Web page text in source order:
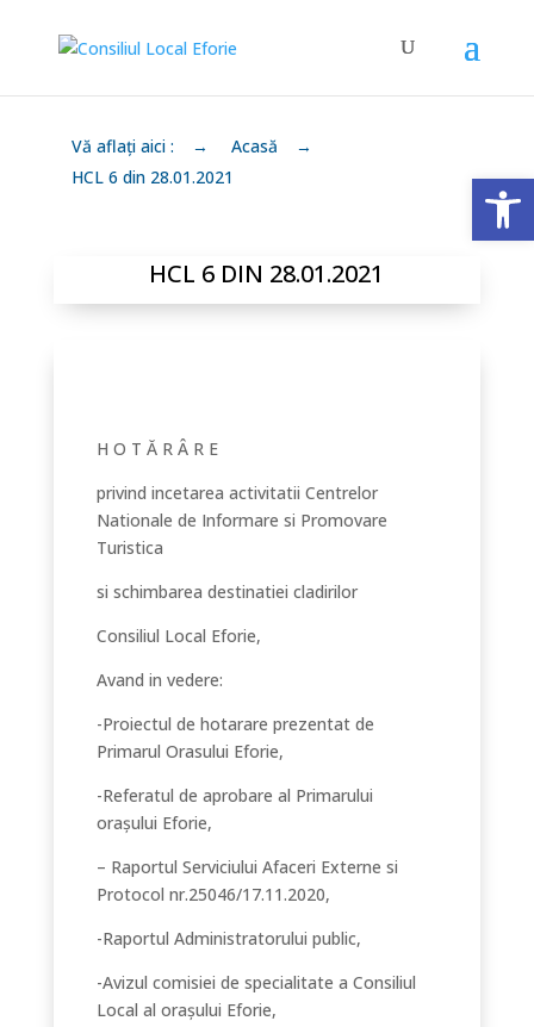
Vă aflați aici : → Acasă
→
HCL 6 din 28.01.2021
HCL 6 DIN 28.01.2021
H O T Ă R Â R E
privind incetarea activitatii Centrelor
Nationale de Informare si Promovare
Turistica
si schimbarea destinatiei cladirilor
Consiliul Local Eforie,
Avand in vedere:
-Proiectul de hotarare prezentat de
Primarul Orasului Eforie,
-Referatul de aprobare al Primarului
orașului Eforie,
– Raportul Serviciului Afaceri Externe si
Protocol nr.25046/17.11.2020,
-Raportul Administratorului public,
-Avizul comisiei de specialitate a Consiliul
Local al orașului Eforie,